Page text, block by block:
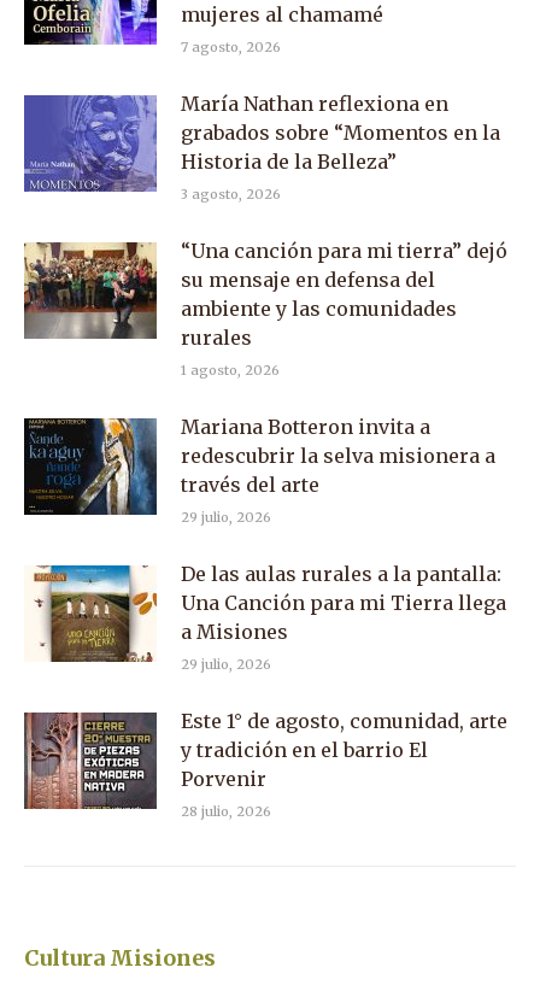
mujeres al chamamé
7 agosto, 2026
María Nathan reflexiona en
grabados sobre “Momentos en la
Historia de la Belleza”
3 agosto, 2026
“Una canción para mi tierra” dejó
su mensaje en defensa del
ambiente y las comunidades
rurales
1 agosto, 2026
Mariana Botteron invita a
redescubrir la selva misionera a
través del arte
29 julio, 2026
De las aulas rurales a la pantalla:
Una Canción para mi Tierra llega
a Misiones
29 julio, 2026
Este 1° de agosto, comunidad, arte
y tradición en el barrio El
Porvenir
28 julio, 2026
Cultura Misiones